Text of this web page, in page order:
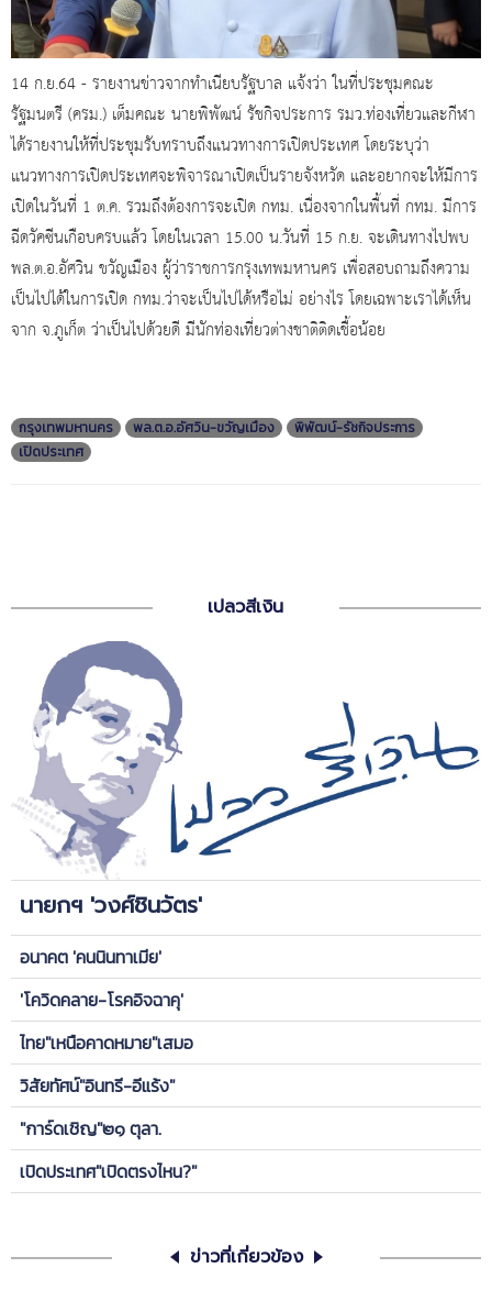
14 ก.ย.64 - รายงานข่าวจากทำเนียบรัฐบาล แจ้งว่า ในที่ประชุมคณะ
รัฐมนตรี (ครม.) เต็มคณะ นายพิพัฒน์ รัชกิจประการ รมว.ท่องเที่ยวและกีฬา
ได้รายงานให้ที่ประชุมรับทราบถึงแนวทางการเปิดประเทศ โดยระบุว่า
แนวทางการเปิดประเทศจะพิจารณาเปิดเป็นรายจังหวัด และอยากจะให้มีการ
เปิดในวันที่ 1 ต.ค. รวมถึงต้องการจะเปิด กทม. เนื่องจากในพื้นที่ กทม. มีการ
ฉีดวัคซีนเกือบครบแล้ว โดยในเวลา 15.00 น.วันที่ 15 ก.ย. จะเดินทางไปพบ
พล.ต.อ.อัศวิน ขวัญเมือง ผู้ว่าราชการกรุงเทพมหานคร เพื่อสอบถามถึงความ
เป็นไปได้ในการเปิด กทม.ว่าจะเป็นไปได้หรือไม่ อย่างไร โดยเฉพาะเราได้เห็น
จาก จ.ภูเก็ต ว่าเป็นไปด้วยดี มีนักท่องเที่ยวต่างชาติติดเชื้อน้อย
กรุงเทพมหานคร พล.ต.อ.อัศวิน-ขวัญเมือง
พิพัฒน์-รัชกิจประการ
เปิดประเทศ
เปลวสีเงิน
นายกฯ 'วงศ์ชินวัตร'
อนาคต 'คนนินทาเมีย'
'โควิดคลาย-โรคอิจฉาคุ'
ไทย"เหนือคาดหมาย"เสมอ
วิสัยทัศน์"อินทรี-อีแร้ง"
"การ์ดเชิญ"๒๑ ตุลา.
เปิดประเทศ"เปิดตรงไหน?"
ข่าวที่เกี่ยวข้อง